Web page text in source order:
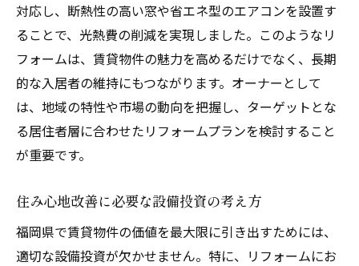
対応し、断熱性の高い窓や省エネ型のエアコンを設置す
ることで、光熱費の削減を実現しました。このようなリ
フォームは、賃貸物件の魅力を高めるだけでなく、長期
的な入居者の維持にもつながります。オーナーとして
は、地域の特性や市場の動向を把握し、ターゲットとな
る居住者層に合わせたリフォームプランを検討すること
が重要です。
住み心地改善に必要な設備投資の考え方
福岡県で賃貸物件の価値を最大限に引き出すためには、
適切な設備投資が欠かせません。特に、リフォームにお